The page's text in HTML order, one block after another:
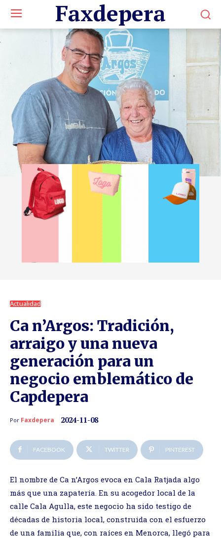
Faxdepera
Actualidad
Ca n’Argos: Tradición,
arraigo y una nueva
generación para un
negocio emblemático de
Capdepera
Por Faxdepera 2024-11-08
FACEBOOK TWITTER PINTEREST
El nombre de Ca n’Argos evoca en Cala Ratjada algo
más que una zapatería. En su acogedor local de la
calle Cala Agulla, este negocio ha sido testigo de
décadas de historia local, construida con el esfuerzo
de una familia que, con raíces en Menorca, llegó para